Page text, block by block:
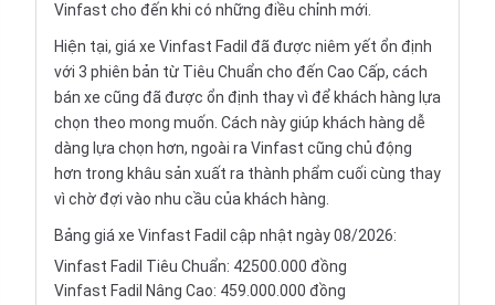
Vinfast cho đến khi có những điều chỉnh mới.
Hiện tại, giá xe Vinfast Fadil đã được niêm yết ổn định
với 3 phiên bản từ Tiêu Chuẩn cho đến Cao Cấp, cách
bán xe cũng đã được ổn định thay vì để khách hàng lựa
chọn theo mong muốn. Cách này giúp khách hàng dễ
dàng lựa chọn hơn, ngoài ra Vinfast cũng chủ động
hơn trong khâu sản xuất ra thành phẩm cuối cùng thay
vì chờ đợi vào nhu cầu của khách hàng.
Bảng giá xe Vinfast Fadil cập nhật ngày 08/2026:
Vinfast Fadil Tiêu Chuẩn: 42500.000 đồng
Vinfast Fadil Nâng Cao: 459.000.000 đồng